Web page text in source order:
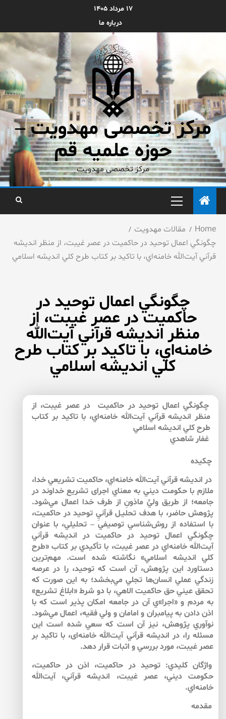
۱۷ مرداد ۱۴۰۵
درباره ما
مرکز تخصصی مهدویت –
حوزه علمیه قم
مرکز تخصصی مهدویت
Home
مقالات مهدویت
چگونگي اعمال توحيد در حاكميت در عصر غيبت، از منظر انديشه
قرآني آيت‌الله خامنه‌‌اي، با تاكيد بر كتاب طرح كلي انديشه اسلامي
چگونگي اعمال توحيد در
حاكميت در عصر غيبت، از
منظر انديشه قرآني آيت‌الله
خامنه‌‌اي، با تاكيد بر كتاب طرح
كلي انديشه اسلامي
چگونگي اعمال توحيد در حاكميت در عصر غيبت، از
منظر انديشه قرآني آيت‌الله خامنه‌‌اي، با تاكيد بر كتاب
طرح كلي انديشه اسلامي
غفار شاهدي
چكيده
در انديشه قرآني آيت‌الله خامنه‌‌اي، حاكميت تشريعي خدا،
ملازم با حكومت ديني به معناي اجراى تشريع خداوند در
جامعه؛ از طريق وليِّ ماذونِ از طرف خدا اعمال مي‌شود.
پژوهش حاضر، با هدف تحليـل قرآنيِ توحيد در حاكميت،
با استفاده از روش‌شناسي توصيفي – تحليلي، با عنوان
چگونگي اعمال توحيد در حاكميت در انديشه قرآني
آيت‌الله خامنه‌‌اي در عصر غيبت، با تأكيدي بر كتاب «طرح
كلي انديشه اسلامي» نگاشته شده است. مهم‌ترين
دستاورد اين پژوهش، آن است كه توحيد، را در عرصه
زندگي عملي انسان‌‌ها تجلي مي‌بخشد؛ به اين صورت كه
تحقق عيني حق حاكميت الاهي، با دو شرط «ابلاغ تشريع»
به مردم و «اجرا»ي آن در جامعه امكان پذير است كه با
اذن دادن به پيامبران و امامان و ولي فقيه، اعمال مي‌‌شود.
نوآوري پژوهش، نيز آن است كه سعي شده است اين
مسئله را، در انديشه قرآني آيت‌الله خامنه‌‌اى، با تاكيد بر
عصر غيبت، مورد بررسي و اثبات قرار دهد.
واژگان كليدي: توحيد در حاكميت، اذن در حاكميت،
حكومت ديني، عصر غيبت، انديشه قرآني، آيت‌الله
خامنه‌‌اي.
مقدمه